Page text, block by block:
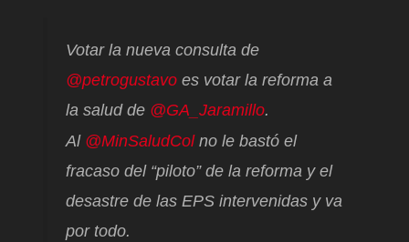
Votar la nueva consulta de
@petrogustavo es votar la reforma a
la salud de @GA_Jaramillo.
Al @MinSaludColno le bastó el
fracaso del “piloto” de la reforma y el
desastre de las EPS intervenidas y va
por todo.